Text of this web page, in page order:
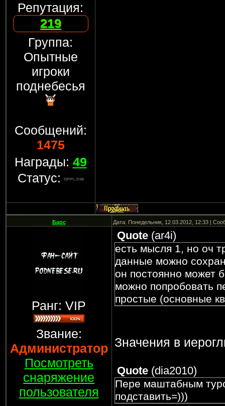
Репутация:
219
Группа:
Опытные
игроки
поднебесья
Сообщений:
1475
Награды: 49
Статус:
Барс Дата: Понедельник, 12.03.2012, 12:33 |
Ранг: VIP
Звание:
Администратор
Посмотреть
снаряжение
пользователя
Quote(ar4i)
есть мысля 1, но оч
данные можно
он постоянно может
можно попробовать
простые (основные
Значения в
Quote(dia2010)
Пере маштабным
подставить=)))